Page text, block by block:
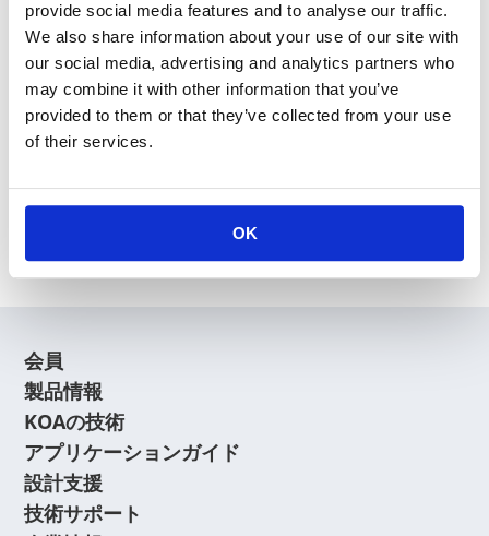
provide social media features and to analyse our traffic.
We also share information about your use of our site with
our social media, advertising and analytics partners who
may combine it with other information that you’ve
provided to them or that they’ve collected from your use
of their services.
OK
会員登録に関するよくあるご質問はこちら
会員
製品情報
KOAの技術
アプリケーションガイド
設計支援
技術サポート